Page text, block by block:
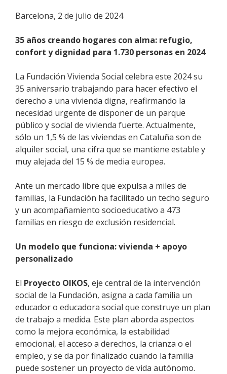
Barcelona, 2 de julio de 2024
35 años creando hogares con alma: refugio,
confort y dignidad para 1.730 personas en 2024
La Fundación Vivienda Social celebra este 2024 su
35 aniversario trabajando para hacer efectivo el
derecho a una vivienda digna, reafirmando la
necesidad urgente de disponer de un parque
público y social de vivienda fuerte. Actualmente,
sólo un 1,5 % de las viviendas en Cataluña son de
alquiler social, una cifra que se mantiene estable y
muy alejada del 15 % de media europea.
Ante un mercado libre que expulsa a miles de
familias, la Fundación ha facilitado un techo seguro
y un acompañamiento socioeducativo a 473
familias en riesgo de exclusión residencial.
Un modelo que funciona: vivienda + apoyo
personalizado
El Proyecto OIKOS, eje central de la intervención
social de la Fundación, asigna a cada familia un
educador o educadora social que construye un plan
de trabajo a medida. Este plan aborda aspectos
como la mejora económica, la estabilidad
emocional, el acceso a derechos, la crianza o el
empleo, y se da por finalizado cuando la familia
puede sostener un proyecto de vida autónomo.